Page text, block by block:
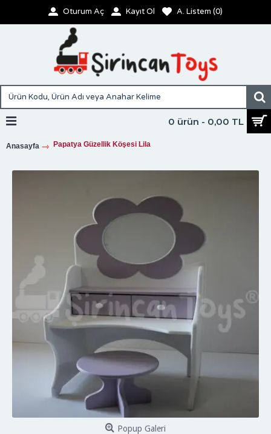
Oturum Aç Kayıt Ol A. Listem (0)
0 ürün - 0,00 TL
Anasayfa Papatya Güzellik Köşesi Lila
Popup Galeri